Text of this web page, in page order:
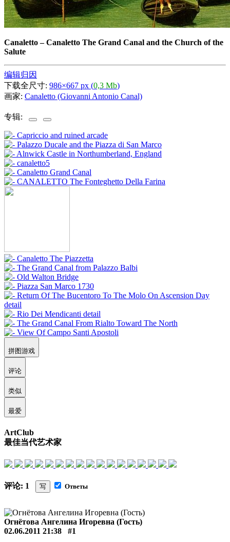
Canaletto–Canaletto The Grand Canal and the Church of the
Salute
编辑归因
下载全尺寸: 986×667 px (0,3 Mb)
画家: Canaletto (Giovanni Antonio Canal)
专辑:
拼图游戏
评论
类似
最爱
ArtClub
最佳当代艺术家
评论: 1 写 Ответы
Огнётова Ангелина Игоревна (Гость)
02.06.2011 21:38
#1